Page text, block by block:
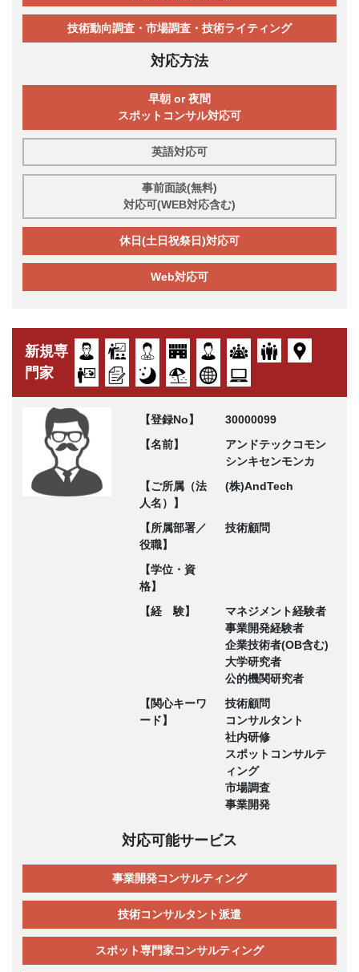
技術動向調査・市場調査・技術ライティング
対応方法
早朝 or 夜間
スポットコンサル対応可
英語対応可
事前面談(無料)
対応可(WEB対応含む)
休日(土日祝祭日)対応可
Web対応可
新規専
門家
【登録No】
30000099
【名前】
アンドテックコモン
シンキセンモンカ
【ご所属（法
人名）】
(株)AndTech
【所属部署／
役職】
技術顧問
【学位・資
格】
【経 験】
マネジメント経験者
事業開発経験者
企業技術者(OB含む)
大学研究者
公的機関研究者
【関心キーワ
ード】
技術顧問
コンサルタント
社内研修
スポットコンサルテ
ィング
市場調査
事業開発
対応可能サービス
事業開発コンサルティング
技術コンサルタント派遣
スポット専門家コンサルティング